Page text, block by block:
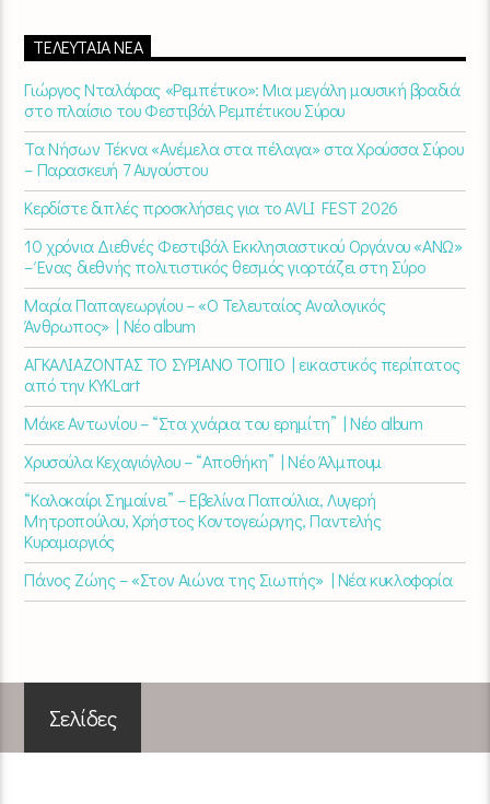
ΤΕΛΕΥΤΑΊΑ ΝΈΑ
Γιώργος Νταλάρας «Ρεμπέτικο»: Μια μεγάλη μουσική βραδιά
στο πλαίσιο του Φεστιβάλ Ρεμπέτικου Σύρου
Τα Νήσων Τέκνα «Ανέμελα στα πέλαγα» στα Χρούσσα Σύρου
– Παρασκευή 7 Αυγούστου
Κερδίστε διπλές προσκλήσεις για το AVLI FEST 2026
10 χρόνια Διεθνές Φεστιβάλ Εκκλησιαστικού Οργάνου «ΑΝΩ»
– Ένας διεθνής πολιτιστικός θεσμός γιορτάζει στη Σύρο​
Μαρία Παπαγεωργίου – «Ο Τελευταίος Αναλογικός
Άνθρωπος» | Νέο album
ΑΓΚΑΛΙΑΖΟΝΤΑΣ ΤΟ ΣΥΡΙΑΝΟ ΤΟΠΙΟ | εικαστικός περίπατος
από την KYKLart
Μάκε Αντωνίου – “Στα χνάρια του ερημίτη” | Νέο album
Χρυσούλα Κεχαγιόγλου – “Αποθήκη” | Νέο Άλμπουμ
“Καλοκαίρι Σημαίνει” – Εβελίνα Παπούλια, Λυγερή
Μητροπούλου, Χρήστος Κοντογεώργης, Παντελής
Κυραμαργιός
Πάνος Ζώης – «Στον Αιώνα της Σιωπής» | Νέα κυκλοφορία
Σελίδες